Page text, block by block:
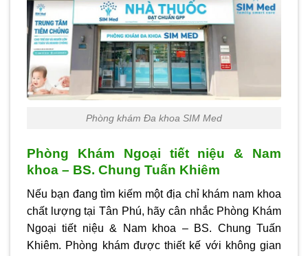
Phòng khám Đa khoa SIM Med
Phòng Khám Ngoại tiết niệu & Nam
khoa – BS. Chung Tuấn Khiêm
Nếu bạn đang tìm kiếm một địa chỉ khám nam khoa
chất lượng tại Tân Phú, hãy cân nhắc Phòng Khám
Ngoại tiết niệu & Nam khoa – BS. Chung Tuấn
Khiêm. Phòng khám được thiết kế với không gian